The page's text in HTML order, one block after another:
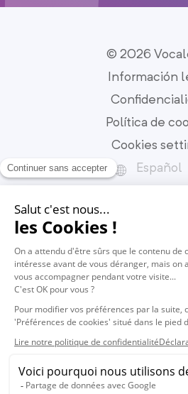
© 2026
Información
Política de
Cookies
Español